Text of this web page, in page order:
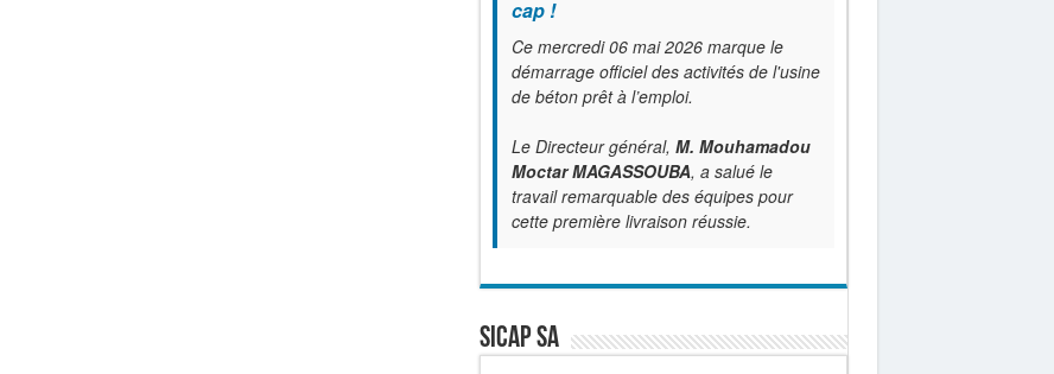
cap !
Ce mercredi 06 mai 2026 marque le
démarrage officiel des activités de l'usine
de béton prêt à l’emploi.
Le Directeur général, M. Mouhamadou
Moctar MAGASSOUBA, a salué le
travail remarquable des équipes pour
cette première livraison réussie.
SICAP SA